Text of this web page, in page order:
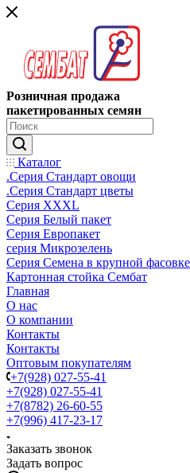
Розничная продажа
пакетированных семян
Каталог
.Серия Стандарт овощи
.Серия Стандарт цветы
Серия XXXL
Серия Белый пакет
Серия Европакет
серия Микрозелень
Серия Семена в крупной фасовке
Картонная стойка Сембат
Главная
О нас
О компании
Контакты
Контакты
Оптовым покупателям
+7(928) 027-55-41
+7(928) 027-55-41
+7(8782) 26-60-55
+7(996) 417-23-17
Заказать звонок
Задать вопрос